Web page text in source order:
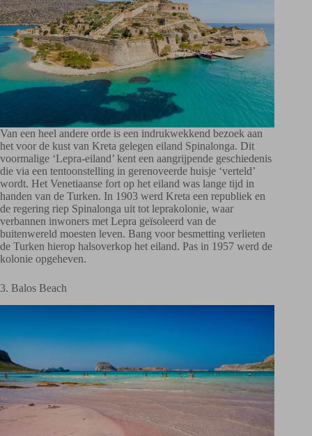
Van een heel andere orde is een indrukwekkend bezoek aan
het voor de kust van Kreta gelegen eiland Spinalonga. Dit
voormalige ‘Lepra-eiland’ kent een aangrijpende geschiedenis
die via een tentoonstelling in gerenoveerde huisje ‘verteld’
wordt. Het Venetiaanse fort op het eiland was lange tijd in
handen van de Turken. In 1903 werd Kreta een republiek en
de regering riep Spinalonga uit tot leprakolonie, waar
verbannen inwoners met Lepra geïsoleerd van de
buitenwereld moesten leven. Bang voor besmetting verlieten
de Turken hierop halsoverkop het eiland. Pas in 1957 werd de
kolonie opgeheven.
3. Balos Beach